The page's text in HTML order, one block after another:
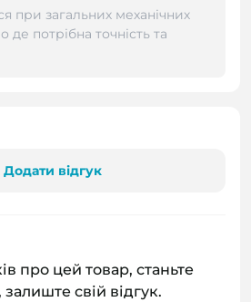
при загальних механічних
де потрібна точність та
Додати відгук
про цей товар, станьте
свій відгук.